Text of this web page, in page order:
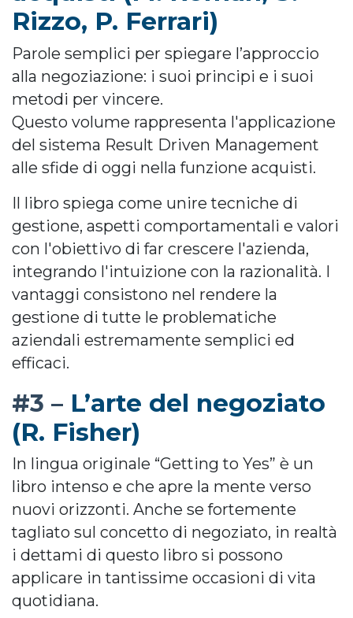
Rizzo, P. Ferrari)
Parole semplici per spiegare l’approccio
alla negoziazione: i suoi principi e i suoi
metodi per vincere.
Questo volume rappresenta l'applicazione
del sistema Result Driven Management
alle sfide di oggi nella funzione acquisti.
Il libro spiega come unire tecniche di
gestione, aspetti comportamentali e valori
con l'obiettivo di far crescere l'azienda,
integrando l'intuizione con la razionalità. I
vantaggi consistono nel rendere la
gestione di tutte le problematiche
aziendali estremamente semplici ed
efficaci.
#3 – L’arte del negoziato
(R. Fisher)
In lingua originale “Getting to Yes” è un
libro intenso e che apre la mente verso
nuovi orizzonti. Anche se fortemente
tagliato sul concetto di negoziato, in realtà
i dettami di questo libro si possono
applicare in tantissime occasioni di vita
quotidiana.